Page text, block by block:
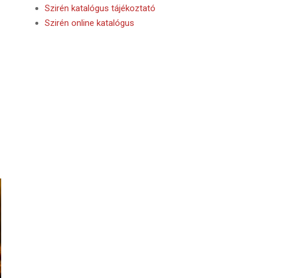
Szirén katalógus tájékoztató
Szirén online katalógus